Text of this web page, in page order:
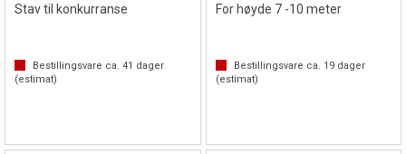
Stav til konkurranse
Bestillingsvare ca. 41 dager
(estimat)
For høyde 7 -10 meter
Bestillingsvare ca. 19dager
(estimat)